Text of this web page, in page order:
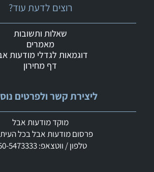
ליצירת קשר ולפרטים
מוקד מודעות אבל
פרסום מודעות אבל בכל
טלפון / ווטצאפ: 050-5473333
רוצים לדעת עוד?
שאלות ותשובות
מאמרים
דוגמאות לגדלי מודעות
דף מחירון